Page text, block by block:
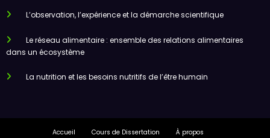
L’observation, l’expérience et la démarche scientifique
Le réseau alimentaire : ensemble des relations alimentaires
dans un écosystème
La nutrition et les besoins nutritifs de l’être humain
Accueil Cours de Dissertation À propos